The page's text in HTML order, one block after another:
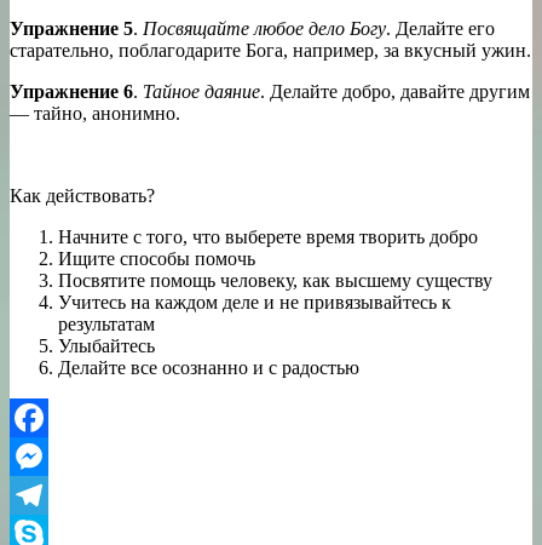
Упражнение 5. Посвящайте любое дело Богу. Делайте его
старательно, поблагодарите Бога, например, за вкусный ужин.
Упражнение 6. Тайное даяние. Делайте добро, давайте другим
— тайно, анонимно.
Как действовать?
Начните с того, что выберете время творить добро
Ищите способы помочь
Посвятите помощь человеку, как высшему существу
Учитесь на каждом деле и не привязывайтесь к
результатам
Улыбайтесь
Делайте все осознанно и с радостью
Facebook
Messenger
Telegram